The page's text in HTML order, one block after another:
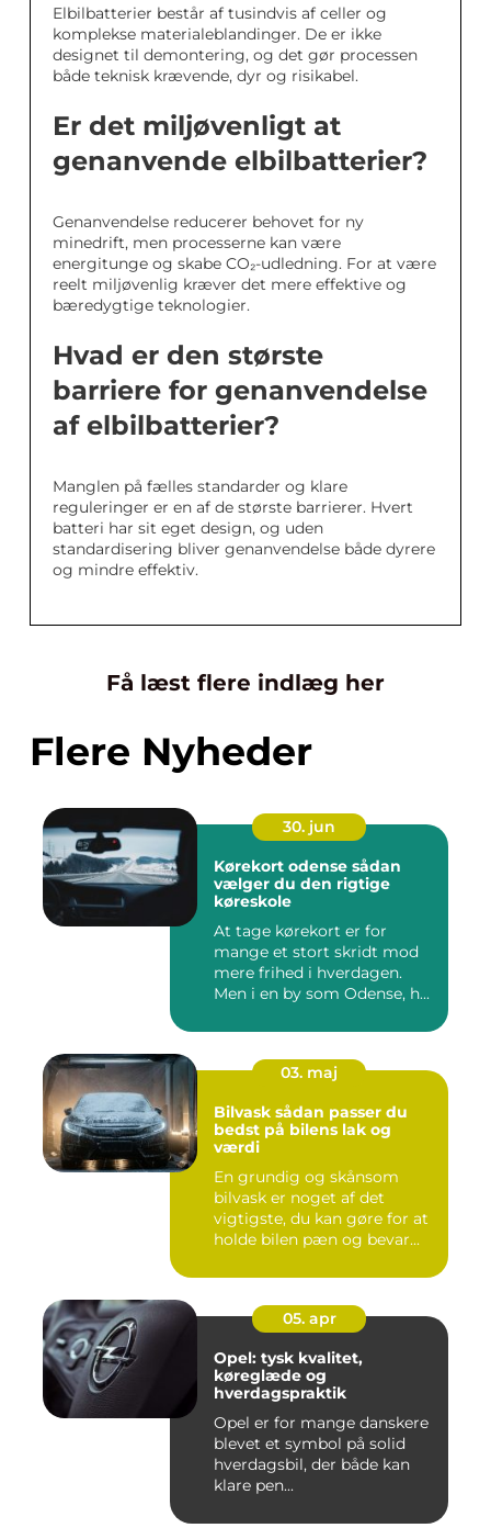
Elbilbatterier består af tusindvis af celler og
komplekse materialeblandinger. De er ikke
designet til demontering, og det gør processen
både teknisk krævende, dyr og risikabel.
Er det miljøvenligt at
genanvende elbilbatterier?
Genanvendelse reducerer behovet for ny
minedrift, men processerne kan være
energitunge og skabe CO₂-udledning. For at være
reelt miljøvenlig kræver det mere effektive og
bæredygtige teknologier.
Hvad er den største
barriere for genanvendelse
af elbilbatterier?
Manglen på fælles standarder og klare
reguleringer er en af de største barrierer. Hvert
batteri har sit eget design, og uden
standardisering bliver genanvendelse både dyrere
og mindre effektiv.
Få læst flere indlæg her
Flere Nyheder
30. jun
Kørekort odense sådan
vælger du den rigtige
køreskole
At tage kørekort er for
mange et stort skridt mod
mere frihed i hverdagen.
Men i en by som Odense, h...
03. maj
Bilvask sådan passer du
bedst på bilens lak og
værdi
En grundig og skånsom
bilvask er noget af det
vigtigste, du kan gøre for at
holde bilen pæn og bevar...
05. apr
Opel: tysk kvalitet,
køreglæde og
hverdagspraktik
Opel er for mange danskere
blevet et symbol på solid
hverdagsbil, der både kan
klare pen...